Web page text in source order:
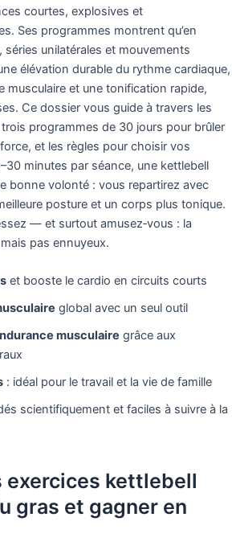
courtes, explosives et
Ses programmes montrent qu’en
unilatérales et mouvements
élévation durable du rythme cardiaque,
musculaire et une tonification rapide,
Ce dossier vous guide à travers les
programmes de 30 jours pour brûler
et les règles pour choisir vos
minutes par séance, une kettlebell
bonne volonté : vous repartirez avec
posture et un corps plus tonique.
— et surtout amusez‑vous : la
pas ennuyeux.
et booste le cardio en circuits courts
global avec un seul outil
musculaire grâce aux
: idéal pour le travail et la vie de famille
scientifiquement et faciles à suivre à la
exercices kettlebell
gras et gagner en